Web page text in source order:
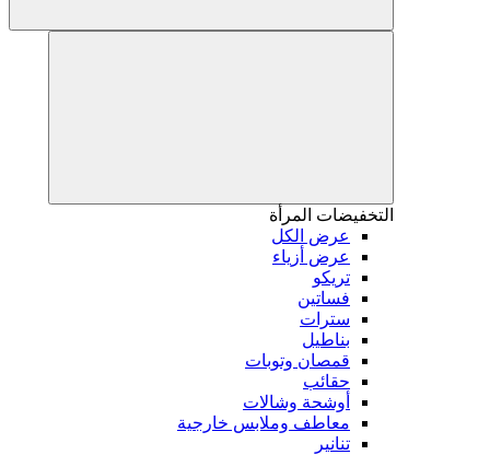
التخفيضات المرأة
عرض الكل
عرض أزياء
تريكو
فساتين
سترات
بناطيل
قمصان وتوبات
حقائب
أوشحة وشالات
معاطف وملابس خارجية
تنانير